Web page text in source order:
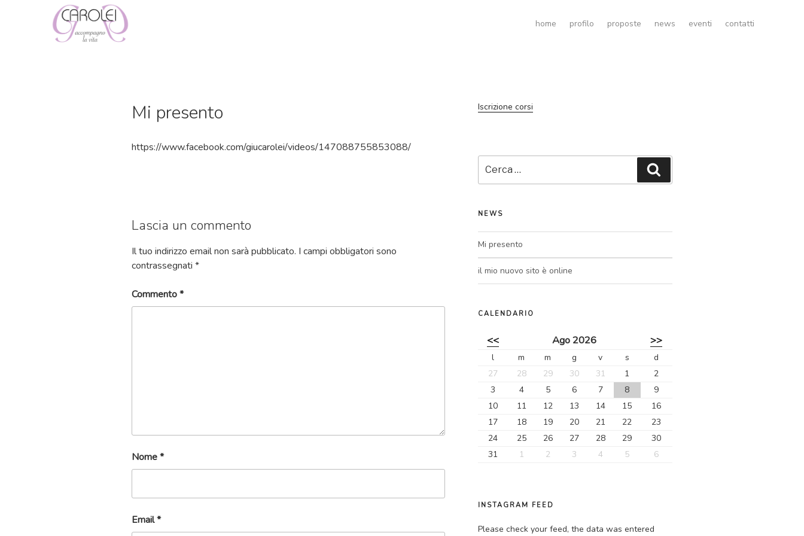
home profilo proposte news eventi contatti
Mi presento
https://www.facebook.com/giucarolei/videos/147088755853088/
Lascia un commento
Il tuo indirizzo email non sarà pubblicato. I campi obbligatori sono
contrassegnati *
Commento*
Nome*
Email*
Iscrizione corsi
NEWS
Mi presento
il mio nuovo sito è online
CALENDARIO
<< Ago 2026 >>
l m m g v s
d
27
28 29 30 31 1
2
3
4 5 6 7 8
9
10
11 12 13 14 15
16
17
18 19 20 21 22
23
24
25 26 27 28 29
30
31
1 2 3 4 5 6
INSTAGRAM FEED
Please check your feed, the data was entered